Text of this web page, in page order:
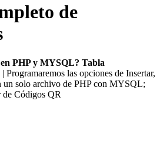
de
PHP y MYSQL? Tabla
| Programaremos las opciones de Insertar,
solo archivo de PHP con MYSQL;
de Códigos QR